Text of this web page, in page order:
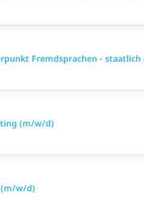
Fremdsprachen - staatlich
(m/w/d)
(m/w/d)